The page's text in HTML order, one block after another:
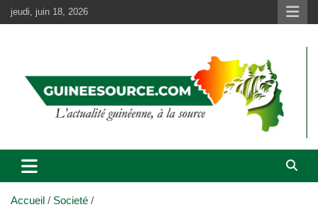
Aller
au
jeudi, juin 18, 2026
Accueil
Societé